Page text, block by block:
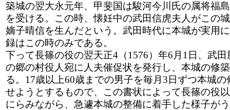
築城の翌大永元年、甲斐国は駿河今川氏の属将福
を受ける。この時、懐妊中の武田信虎夫人がこの
嫡子晴信を生んだという。武田時代に本城が実用
録はこの時のみである。
下って長篠の役の翌天正4（1576）年6月1日、武
の郷の村役人宛に人夫催促状を発行し、本城の修
る。17歳以上60歳までの男子を毎月3日ずつ本城
せようとするもので、この書状によって長篠の役
にらみながら、急遽本城の整備に着手した様子が